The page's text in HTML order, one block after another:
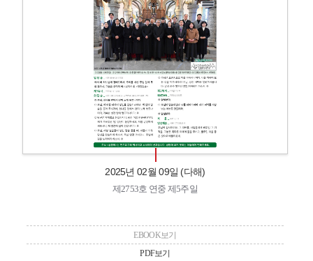
2025년 02월 09일 (다해)
제2753호 연중 제5주일
EBOOK보기
PDF보기